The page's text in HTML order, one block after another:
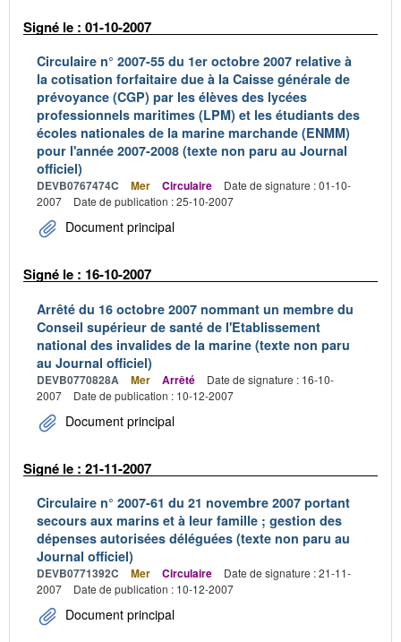
Signé le : 01-10-2007
Circulaire n° 2007-55 du 1er octobre 2007 relative à
la cotisation forfaitaire due à la Caisse générale de
prévoyance (CGP) par les élèves des lycées
professionnels maritimes (LPM) et les étudiants des
écoles nationales de la marine marchande (ENMM)
pour l'année 2007-2008 (texte non paru au Journal
officiel)
DEVB0767474C Mer Circulaire
Date de signature : 01-10-
2007
Date de publication : 25-10-2007
Document principal
Signé le : 16-10-2007
Arrêté du 16 octobre 2007 nommant un membre du
Conseil supérieur de santé de l'Etablissement
national des invalides de la marine (texte non paru
au Journal officiel)
DEVB0770828A Mer Arrêté
Date de signature : 16-10-
2007
Date de publication : 10-12-2007
Document principal
Signé le : 21-11-2007
Circulaire n° 2007-61 du 21 novembre 2007 portant
secours aux marins et à leur famille ; gestion des
dépenses autorisées déléguées (texte non paru au
Journal officiel)
DEVB0771392C Mer Circulaire
Date de signature : 21-11-
2007
Date de publication : 10-12-2007
Document principal